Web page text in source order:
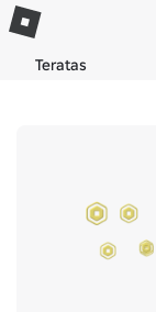
Teratas